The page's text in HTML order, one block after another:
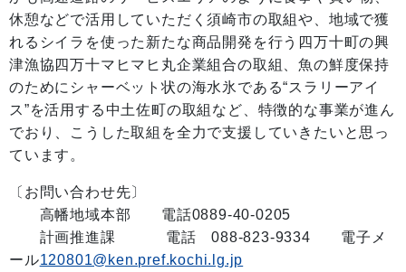
休憩などで活用していただく須崎市の取組や、地域で獲
れるシイラを使った新たな商品開発を行う四万十町の興
津漁協四万十マヒマヒ丸企業組合の取組、魚の鮮度保持
のためにシャーベット状の海水氷である“スラリーアイ
ス”を活用する中土佐町の取組など、特徴的な事業が進ん
でおり、こうした取組を全力で支援していきたいと思っ
ています。
〔お問い合わせ先〕
高幡地域本部 電話0889-40-0205
計画推進課 電話 088-823-9334 電子メ
ール120801@ken.pref.kochi.lg.jp